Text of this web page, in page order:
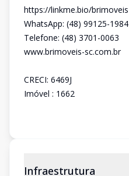
https://linkme.bio/brimoveis
WhatsApp: (48) 99125-1984
Telefone: (48) 3701-0063
www.brimoveis-sc.com.br
CRECI: 6469J
Imóvel : 1662
Infraestrutura